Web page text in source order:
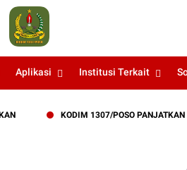
Aplikasi Institusi Terkait
KODIM 1307/POSO PANJATKAN DOA